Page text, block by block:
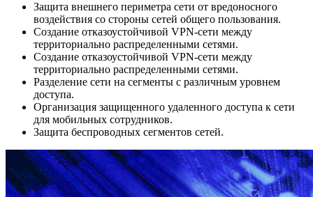
Защита внешнего периметра сети от вредоносного
воздействия со стороны сетей общего пользования.
Создание отказоустойчивой VPN-сети между
территориально распределенными сетями.
Создание отказоустойчивой VPN-сети между
территориально распределенными сетями.
Разделение сети на сегменты с различным уровнем
доступа.
Организация защищенного удаленного доступа к сети
для мобильных сотрудников.
Защита беспроводных сегментов сетей.